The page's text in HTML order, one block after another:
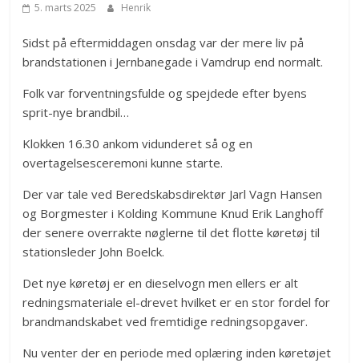
5. marts 2025 Henrik
Sidst på eftermiddagen onsdag var der mere liv på
brandstationen i Jernbanegade i Vamdrup end normalt.
Folk var forventningsfulde og spejdede efter byens
sprit-nye brandbil…
Klokken 16.30 ankom vidunderet så og en
overtagelsesceremoni kunne starte.
Der var tale ved Beredskabsdirektør Jarl Vagn Hansen
og Borgmester i Kolding Kommune Knud Erik Langhoff
der senere overrakte nøglerne til det flotte køretøj til
stationsleder John Boelck.
Det nye køretøj er en dieselvogn men ellers er alt
redningsmateriale el-drevet hvilket er en stor fordel for
brandmandskabet ved fremtidige redningsopgaver.
Nu venter der en periode med oplæring inden køretøjet